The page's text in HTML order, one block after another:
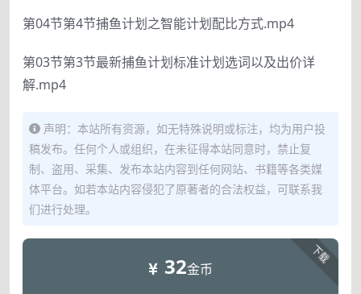
第04节第4节捕鱼计划之智能计划配比方式.mp4
第03节第3节最新捕鱼计划标准计划选词以及出价详
解.mp4
声明：本站所有资源，如无特殊说明或标注，均为用户投
稿发布。任何个人或组织，在未征得本站同意时，禁止复
制、盗用、采集、发布本站内容到任何网站、书籍等各类媒
体平台。如若本站内容侵犯了原著者的合法权益，可联系我
们进行处理。
下载
32金币